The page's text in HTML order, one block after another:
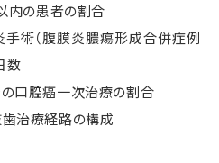
内の患者の割合
手術（腹膜炎膿瘍形成合併症例
数
の口腔癌一次治療の割合
歯治療経路の構成